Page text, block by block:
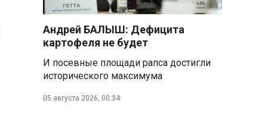
Андрей БАЛЫШ: Дефицита
картофеля не будет
И посевные площади рапса достигли
исторического максимума
05 августа 2026, 00:34